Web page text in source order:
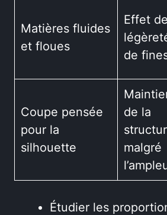
Matières fluides
et floues
Effet de
de
Coupe pensée
pour la
silhouette
de la
malgré
Étudier les